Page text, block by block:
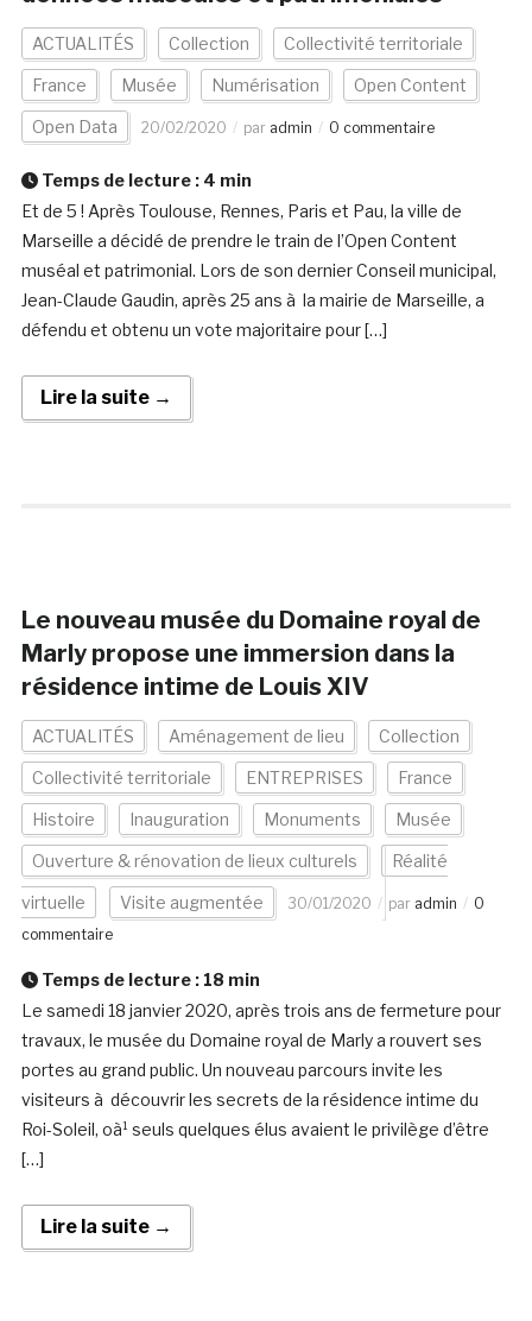
ACTUALITÉS Collection Collectivité territoriale
France Musée Numérisation Open Content
Open Data 20/02/2020 par admin 0 commentaire
Temps de lecture : 4 min
Et de 5 ! Après Toulouse, Rennes, Paris et Pau, la ville de
Marseille a décidé de prendre le train de l’Open Content
muséal et patrimonial. Lors de son dernier Conseil municipal,
Jean-Claude Gaudin, après 25 ans à la mairie de Marseille, a
défendu et obtenu un vote majoritaire pour […]
Lire la suite →
Le nouveau musée du Domaine royal de
Marly propose une immersion dans la
résidence intime de Louis XIV
ACTUALITÉS Aménagement de lieu Collection
Collectivité territoriale ENTREPRISES France
Histoire Inauguration Monuments Musée
Ouverture & rénovation de lieux culturels Réalité
virtuelle Visite augmentée 30/01/2020 par admin
0
commentaire
Temps de lecture : 18 min
Le samedi 18 janvier 2020, après trois ans de fermeture pour
travaux, le musée du Domaine royal de Marly a rouvert ses
portes au grand public. Un nouveau parcours invite les
visiteurs à découvrir les secrets de la résidence intime du
Roi-Soleil, oà¹ seuls quelques élus avaient le privilège d’être
[…]
Lire la suite →